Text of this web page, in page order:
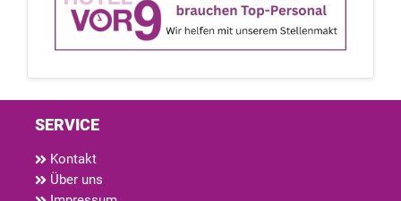
SERVICE
Kontakt
Über uns